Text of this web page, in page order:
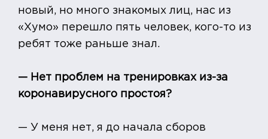
новый, но много знакомых лиц, нас из
«Хумо» перешло пять человек, кого-то из
ребят тоже раньше знал.
— Нет проблем на тренировках из-за
коронавирусного простоя?
— У меня нет, я до начала сборов